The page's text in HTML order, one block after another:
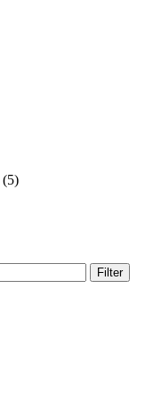
(5)
Filter